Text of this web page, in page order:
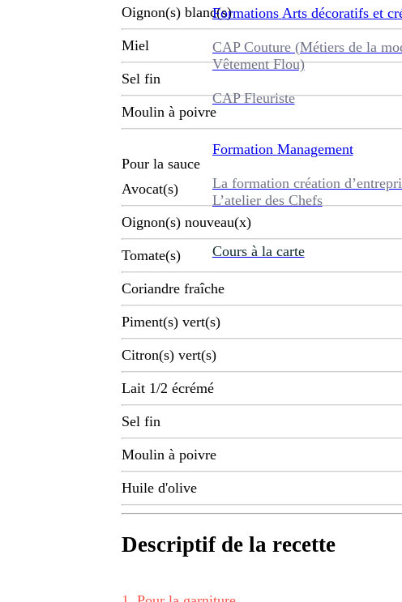
Formations Arts décoratifs et
CAP Couture (Métiers de la
Vêtement Flou)
CAP Fleuriste
Formation Management
La formation création
L’atelier des Chefs
Cours à la carte
Oignon(s) blanc(s)
Miel
Sel fin
Moulin à poivre
Pour la sauce
Avocat(s)
Oignon(s) nouveau(x)
Tomate(s)
Coriandre fraîche
Piment(s) vert(s)
Citron(s) vert(s)
Lait 1/2 écrémé
Sel fin
Moulin à poivre
Huile d'olive
Descriptif de la recette